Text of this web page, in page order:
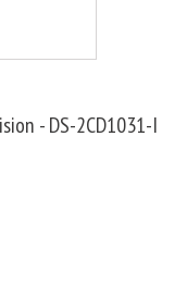
- DS-2CD1031-I